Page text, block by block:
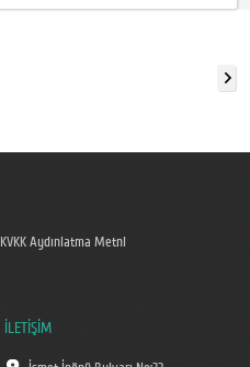
KVKK Aydınlatma Metni
İLETİŞİM